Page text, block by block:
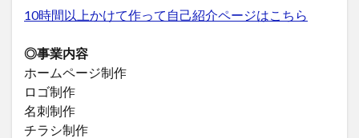
10時間以上かけて作って自己紹介ページはこちら
◎事業内容
ホームページ制作
ロゴ制作
名刺制作
チラシ制作